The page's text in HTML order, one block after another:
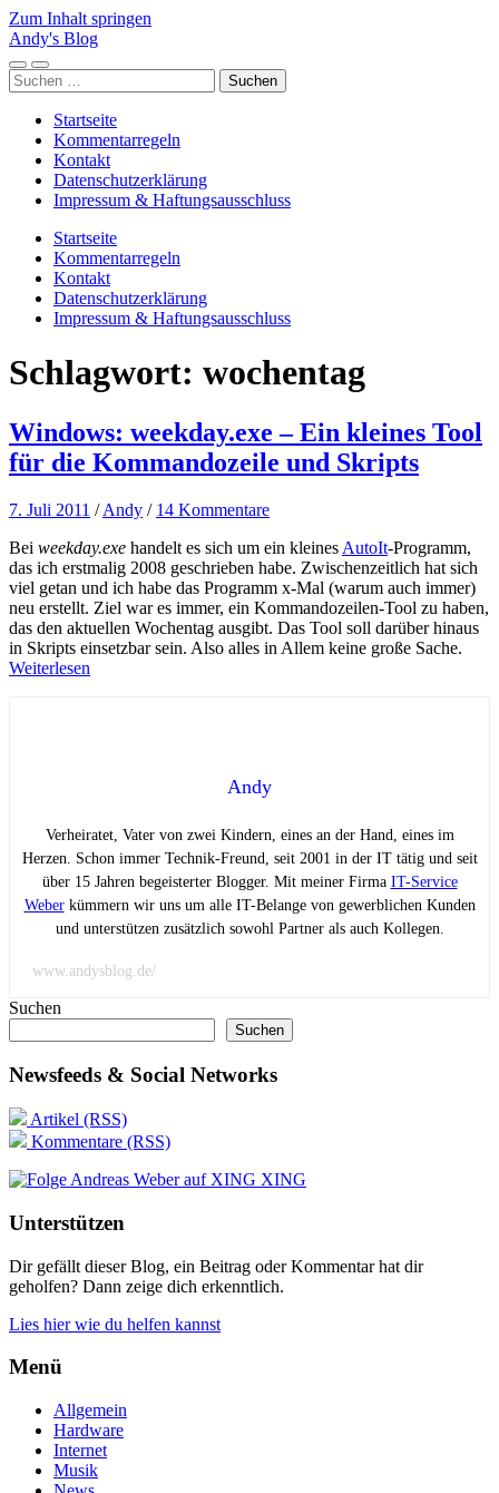
Zum Inhalt springen
Andy's Blog
Mobile-
Menü
Suchfeld
ein-/ausblenden
Suchen
nach:
Startseite
Kommentarregeln
Kontakt
Datenschutzerklärung
Impressum & Haftungsausschluss
Startseite
Kommentarregeln
Kontakt
Datenschutzerklärung
Impressum & Haftungsausschluss
Schlagwort: wochentag
Windows: weekday.exe – Ein kleines Tool
für die Kommandozeile und Skripts
7. Juli 2011 /Andy / 14 Kommentare
Bei weekday.exe handelt es sich um ein kleines AutoIt-Programm,
das ich erstmalig 2008 geschrieben habe. Zwischenzeitlich hat sich
viel getan und ich habe das Programm x-Mal (warum auch immer)
neu erstellt. Ziel war es immer, ein Kommandozeilen-Tool zu haben,
das den aktuellen Wochentag ausgibt. Das Tool soll darüber hinaus
in Skripts einsetzbar sein. Also alles in Allem keine große Sache.
Weiterlesen
Andy
Verheiratet, Vater von zwei Kindern, eines an der Hand, eines im
Herzen. Schon immer Technik-Freund, seit 2001 in der IT tätig und seit
über 15 Jahren begeisterter Blogger. Mit meiner Firma IT-Service
Weberkümmern wir uns um alle IT-Belange von gewerblichen Kunden
und unterstützen zusätzlich sowohl Partner als auch Kollegen.
www.andysblog.de/
Suchen
Suchen
Newsfeeds & Social Networks
Artikel (RSS)
Kommentare (RSS)
XING
Unterstützen
Dir gefällt dieser Blog, ein Beitrag oder Kommentar hat dir
geholfen? Dann zeige dich erkenntlich.
Lies hier wie du helfen kannst
Menü
Allgemein
Hardware
Internet
Musik